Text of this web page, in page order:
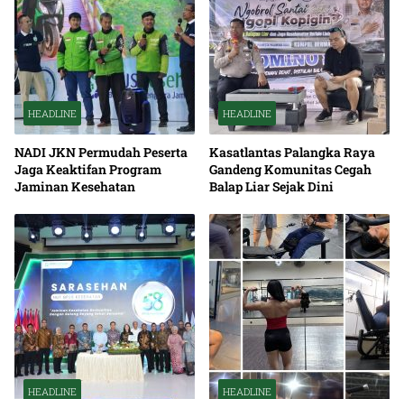
HEADLINE
NADI JKN Permudah Peserta
Jaga Keaktifan Program
Jaminan Kesehatan
HEADLINE
Kasatlantas Palangka Raya
Gandeng Komunitas Cegah
Balap Liar Sejak Dini
HEADLINE HEADLINE